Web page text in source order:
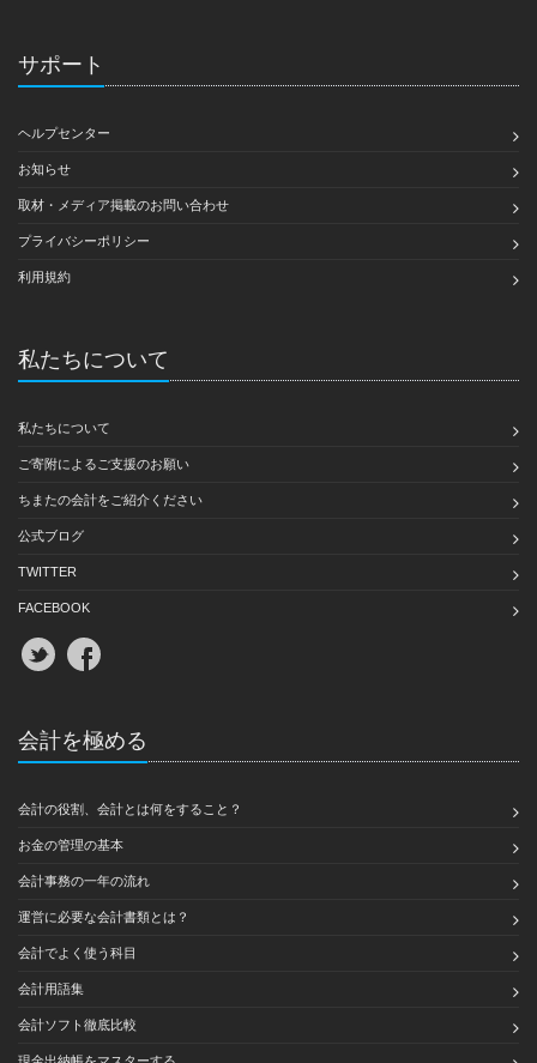
サポート
ヘルプセンター
お知らせ
取材・メディア掲載のお問い合わせ
プライバシーポリシー
利用規約
私たちについて
私たちについて
ご寄附によるご支援のお願い
ちまたの会計をご紹介ください
公式ブログ
TWITTER
FACEBOOK
会計を極める
会計の役割、会計とは何をすること？
お金の管理の基本
会計事務の一年の流れ
運営に必要な会計書類とは？
会計でよく使う科目
会計用語集
会計ソフト徹底比較